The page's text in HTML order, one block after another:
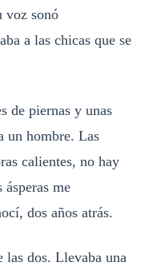
sonó
a las chicas que se
de piernas y unas
un hombre. Las
calientes, no hay
me
dos años atrás.
las dos. Llevaba una